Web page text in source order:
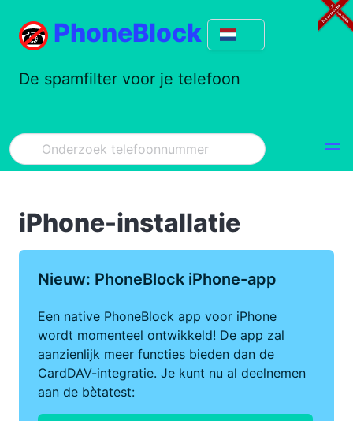
PhoneBlock
De spamfilter voor je telefoon
iPhone-installatie
Nieuw: PhoneBlock iPhone-app
Een native PhoneBlock app voor iPhone
wordt momenteel ontwikkeld! De app zal
aanzienlijk meer functies bieden dan de
CardDAV-integratie. Je kunt nu al deelnemen
aan de bètatest: